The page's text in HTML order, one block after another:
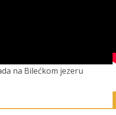
na Bilećkom jezeru